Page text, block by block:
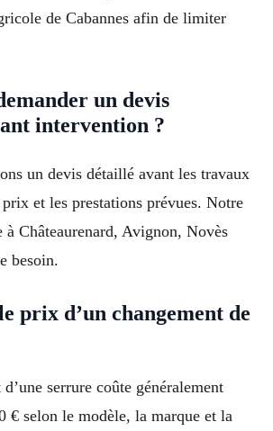
de Cabannes afin de limiter
un devis
intervention ?
un devis détaillé avant les travaux
et les prestations prévues. Notre
à Châteaurenard, Avignon, Novès
besoin.
prix d’un changement de
serrure coûte généralement
€ selon le modèle, la marque et la